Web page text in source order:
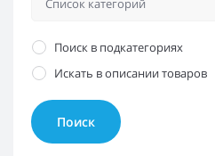
Поиск в подкатегориях
Искать в описании товаров